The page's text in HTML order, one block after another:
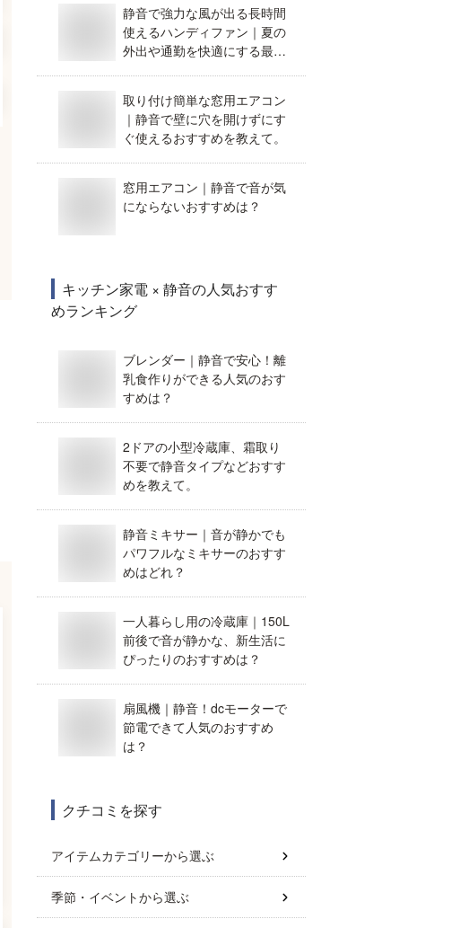
静音で強力な風が出る長時間
使えるハンディファン｜夏の
外出や通勤を快適にする最新
取り付け簡単な窓用エアコン
｜静音で壁に穴を開けずにす
ぐ使えるおすすめを教えて。
窓用エアコン｜静音で音が気
にならないおすすめは？
キッチン家電 × 静音の人気おすす
めランキング
ブレンダー｜静音で安心！離
乳食作りができる人気のおす
すめは？
2ドアの小型冷蔵庫、霜取り
不要で静音タイプなどおすす
めを教えて。
静音ミキサー｜音が静かでも
パワフルなミキサーのおすす
めはどれ？
一人暮らし用の冷蔵庫｜150L
前後で音が静かな、新生活に
ぴったりのおすすめは？
扇風機｜静音！dcモーターで
節電できて人気のおすすめ
は？
クチコミを探す
アイテムカテゴリーから選ぶ
季節・イベントから選ぶ